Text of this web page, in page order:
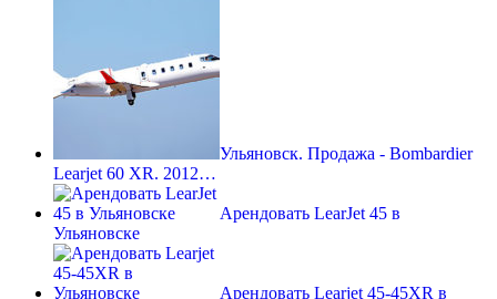
Ульяновск. Продажа - Bombardier
Learjet 60 XR. 2012…
Арендовать LearJet 45 в
Ульяновске
Арендовать Learjet 45-45XR в